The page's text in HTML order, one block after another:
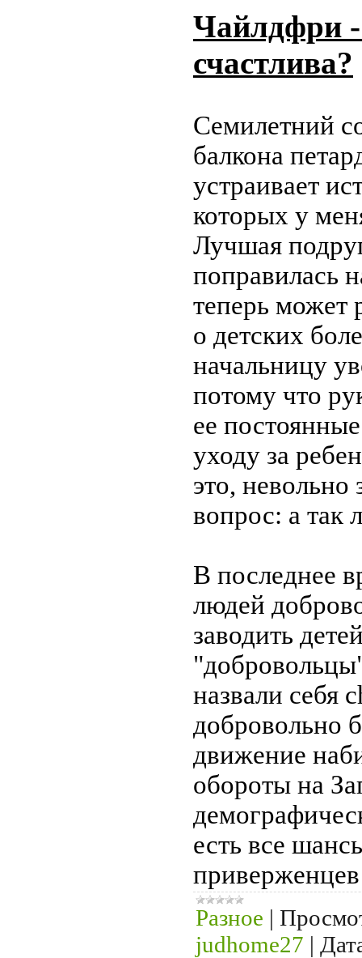
Чайлдфри
счастлива?
Семилетний
балкона
устраивает
которых у
Лучшая
поправилась
теперь может
о детских
начальницу
потому что
ее
уходу за
это, невольно
вопрос: а так
В последнее
людей
заводить
назвали себя
добровольно
движение
обороты на
есть все
Разное |
judhome27 |